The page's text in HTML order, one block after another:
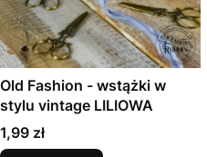
Old Fashion - wstążki w
stylu vintage LILIOWA
Cena
1,99 zł